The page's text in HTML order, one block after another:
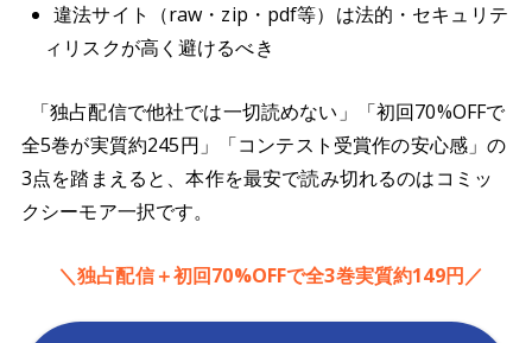
違法サイト（raw・zip・pdf等）は法的・セキュリテ
ィリスクが高く避けるべき
「独占配信で他社では一切読めない」「初回70%OFFで
全5巻が実質約245円」「コンテスト受賞作の安心感」の
3点を踏まえると、本作を最安で読み切れるのはコミッ
クシーモア一択です。
＼独占配信＋初回70%OFFで全3巻実質約149円／